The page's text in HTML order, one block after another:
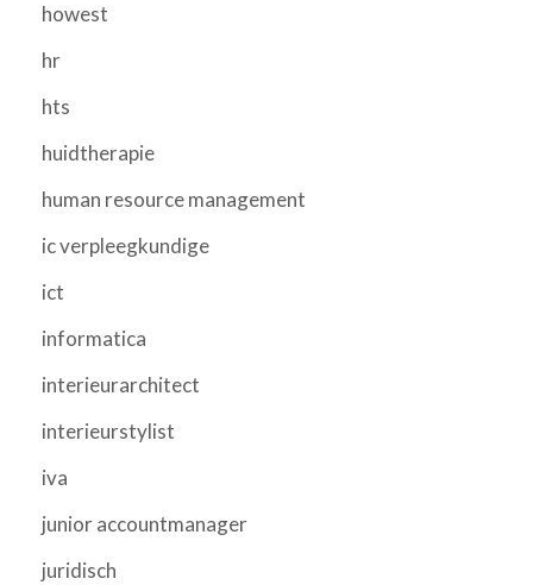
howest
hr
hts
huidtherapie
human resource management
ic verpleegkundige
ict
informatica
interieurarchitect
interieurstylist
iva
junior accountmanager
juridisch